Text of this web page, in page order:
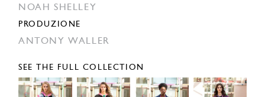
NOAH SHELLEY
PRODUZIONE
ANTONY WALLER
SEE THE FULL COLLECTION